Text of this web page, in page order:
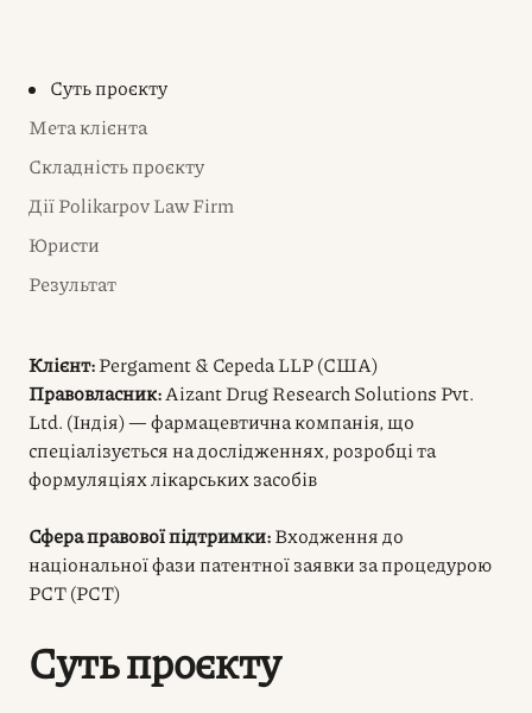
Суть проєкту
Мета клієнта
Складність проєкту
Дії Polikarpov Law Firm
Юристи
Результат
Клієнт:Pergament & Cepeda LLP (США)
Правовласник:Aizant Drug Research Solutions Pvt.
Ltd. (Індія) — фармацевтична компанія, що
спеціалізується на дослідженнях, розробці та
формуляціях лікарських засобів
Сфера правової підтримки:Входження до
національної фази патентної заявки за процедурою
РСТ (PCT)
Суть проєкту